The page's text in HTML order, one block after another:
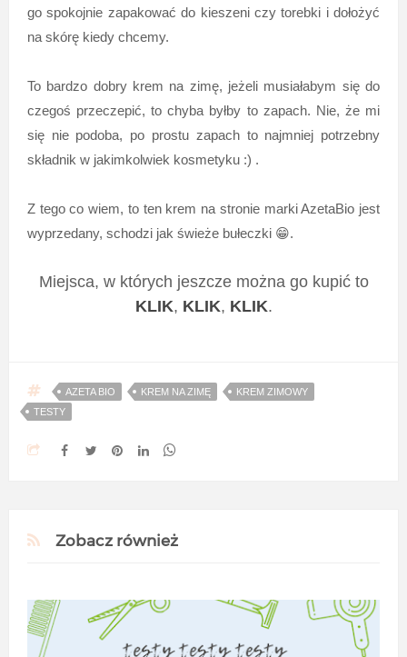
go spokojnie zapakować do kieszeni czy torebki i dołożyć
na skórę kiedy chcemy.
To bardzo dobry krem na zimę, jeżeli musiałabym się do
czegoś przeczepić, to chyba byłby to zapach. Nie, że mi
się nie podoba, po prostu zapach to najmniej potrzebny
składnik w jakimkolwiek kosmetyku :) .
Z tego co wiem, to ten krem na stronie marki AzetaBio jest
wyprzedany, schodzi jak świeże bułeczki 😁.
Miejsca, w których jeszcze można go kupić to
KLIK, KLIK, KLIK.
AZETA BIO KREM NA ZIMĘ
KREM ZIMOWY
TESTY
Zobacz również